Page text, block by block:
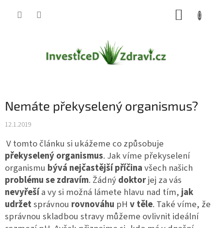
Nemáte překyselený organismus?
12.1.2019
V tomto článku si ukážeme co způsobuje
překyselený organismus. Jak víme překyselení
organismu bývá nejčastějšípříčinavšech našich
problému se zdravím. Žádnýdoktorjej za vás
nevyřešía vy si možná lámete hlavu nad tím, jak
udržetsprávnou rovnováhu pH v těle. Také víme, že
správnou skladbou stravy můžeme ovlivnit ideální